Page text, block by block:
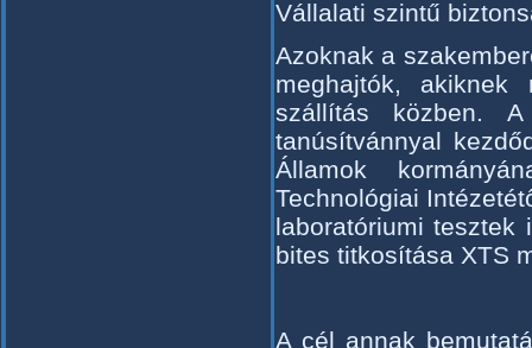
Vállalati szintű
Azoknak a
meghajtók,
szállítás közben.
tanúsítvánnyal
Államok
Technológiai
laboratóriumi tesztek
bites titkosítása XTS
A cél annak